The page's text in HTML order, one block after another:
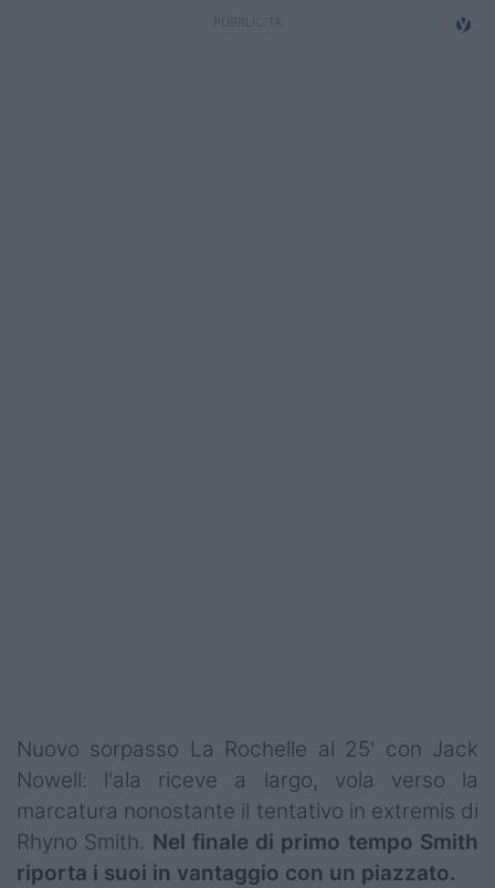
Nuovo sorpasso La Rochelle al 25' con Jack
Nowell: l'ala riceve a largo, vola verso la
marcatura nonostante il tentativo in extremis di
Rhyno Smith. Nel finale di primo tempo Smith
riporta i suoi in vantaggio con un piazzato.